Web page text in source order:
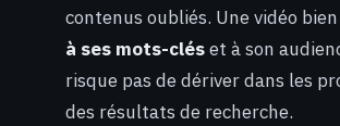
contenus oubliés. Une vidéo bien
à ses mots-cléset à son
risque pas de dériver dans les
des résultats de recherche.